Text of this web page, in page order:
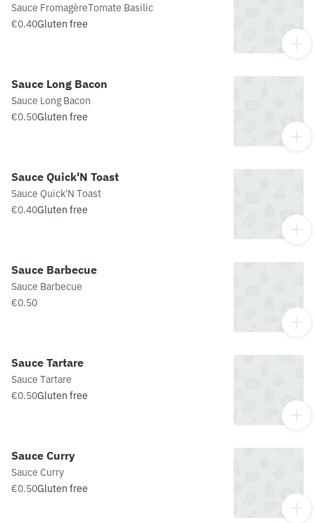
Sauce FromagèreTomate Basilic
€0.40Gluten free
Sauce Long Bacon
Sauce Long Bacon
€0.50Gluten free
Sauce Quick'N Toast
Sauce Quick'N Toast
€0.40Gluten free
Sauce Barbecue
Sauce Barbecue
€0.50
Sauce Tartare
Sauce Tartare
€0.50Gluten free
Sauce Curry
Sauce Curry
€0.50Gluten free